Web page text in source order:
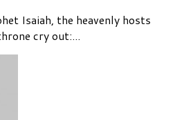
Isaiah, the heavenly hosts
cry out:...